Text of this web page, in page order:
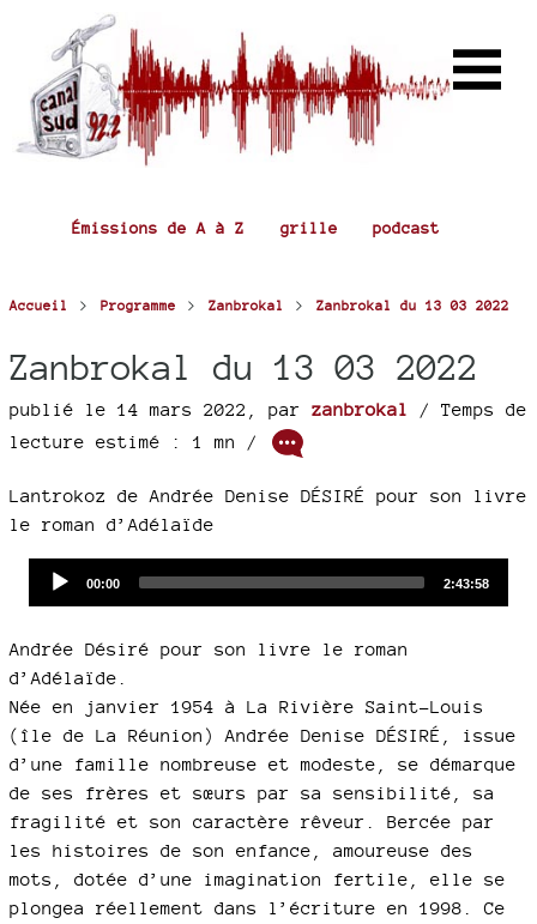
Émissions de A à Z grille podcast
Accueil > Programme > Zanbrokal > Zanbrokal du 13 03 2022
Zanbrokal du 13 03 2022
publié le 14 mars 2022 par zanbrokal
/ Temps de
lecture estimé : 1 mn /
Lantrokoz de Andrée Denise DÉSIRÉ pour son livre
le roman d’Adélaïde
Current
00:00
Total
2:43:58
Andrée Désiré pour son livre le roman
d’Adélaïde.
Née en janvier 1954 à La Rivière Saint-Louis
(île de La Réunion) Andrée Denise DÉSIRÉ, issue
d’une famille nombreuse et modeste, se démarque
de ses frères et sœurs par sa sensibilité, sa
fragilité et son caractère rêveur. Bercée par
les histoires de son enfance, amoureuse des
mots, dotée d’une imagination fertile, elle se
plongea réellement dans l’écriture en 1998. Ce